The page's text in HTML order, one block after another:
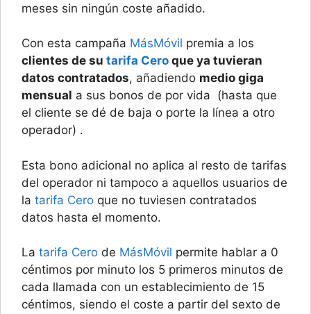
meses sin ningún coste añadido.
Con esta campaña MásMóvil premia a los
clientes de su tarifa Cero que ya tuvieran
datos contratados, añadiendo medio giga
mensual a sus bonos de por vida (hasta que
el cliente se dé de baja o porte la línea a otro
operador) .
Esta bono adicional no aplica al resto de tarifas
del operador ni tampoco a aquellos usuarios de
la tarifa Cero que no tuviesen contratados
datos hasta el momento.
La tarifa Cero de MásMóvil permite hablar a 0
céntimos por minuto los 5 primeros minutos de
cada llamada con un establecimiento de 15
céntimos, siendo el coste a partir del sexto de